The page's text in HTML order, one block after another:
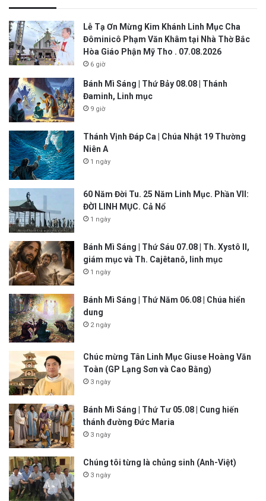
Lễ Tạ Ơn Mừng Kim Khánh Linh Mục Cha
Đôminicô Phạm Văn Khâm tại Nhà Thờ Bắc
Hòa Giáo Phận Mỹ Tho . 07.08.2026
6 giờ
Bánh Mì Sáng | Thứ Bảy 08.08 | Thánh
Đaminh, Linh mục
9 giờ
Thánh Vịnh Đáp Ca | Chúa Nhật 19 Thường
Niên A
1 ngày
60 Năm Đời Tu. 25 Năm Linh Mục. Phần VII:
ĐỜI LINH MỤC. Cả Nổ
1 ngày
Bánh Mì Sáng | Thứ Sáu 07.08 | Th. Xystô II,
giám mục và Th. Cajêtanô, linh mục
1 ngày
Bánh Mì Sáng | Thứ Năm 06.08 | Chúa hiển
dung
2 ngày
Chúc mừng Tân Linh Mục Giuse Hoàng Văn
Toàn (GP Lạng Sơn và Cao Bằng)
3 ngày
Bánh Mì Sáng | Thứ Tư 05.08 | Cung hiến
thánh đường Đức Maria
3 ngày
Chúng tôi từng là chủng sinh (Anh-Việt)
3 ngày